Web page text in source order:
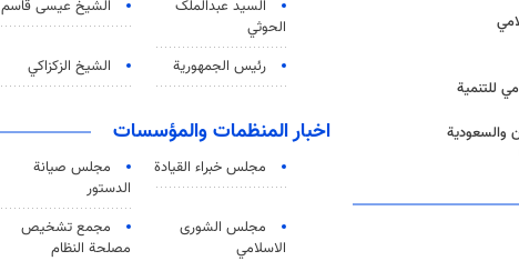
للتنمية
والسعودية
السید عبدالملک
الحوثي
الشيخ عيسى قاسم
رئيس الجمهورية الشيخ الزكزاكي
اخبار المنظمات والمؤسسات
مجلس خبراء القيادة
مجلس صيانة
الدستور
مجلس الشورى
الاسلامي
مجمع تشخيص
مصلحة النظام